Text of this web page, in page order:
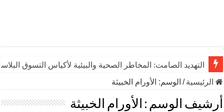
التهديد الصامت: المخاطر الصحية والبيئية لأكياس التسوق
الرئيسية/ الوسم: الأورام الخبيثة
أرشيف الوسم : الأورام الخبيثة